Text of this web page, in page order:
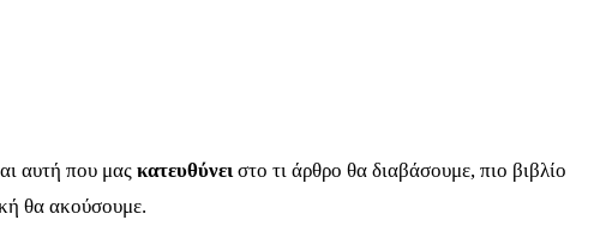
αυτή που μας κατευθύνειστο τι άρθρο θα διαβάσουμε, πιο βιβλίο
θα ακούσουμε.